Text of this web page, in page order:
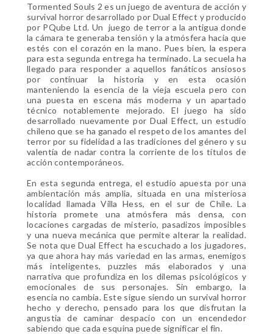
Tormented Souls 2 es un juego de aventura de acción y
survival horror desarrollado por Dual Effect y producido
por PQube Ltd. Un juego de terror a la antigua donde
la cámara te generaba tensión y la atmósfera hacía que
estés con el corazón en la mano. Pues bien, la espera
para esta segunda entrega ha terminado. La secuela ha
llegado para responder a aquellos fanáticos ansiosos
por continuar la historia y en esta ocasión
manteniendo la esencia de la vieja escuela pero con
una puesta en escena más moderna y un apartado
técnico notablemente mejorado. El juego ha sido
desarrollado nuevamente por Dual Effect, un estudio
chileno que se ha ganado el respeto de los amantes del
terror por su fidelidad a las tradiciones del género y su
valentía de nadar contra la corriente de los títulos de
acción contemporáneos.
En esta segunda entrega, el estudio apuesta por una
ambientación más amplia, situada en una misteriosa
localidad llamada Villa Hess, en el sur de Chile. La
historia promete una atmósfera más densa, con
locaciones cargadas de misterio, pasadizos imposibles
y una nueva mecánica que permite alterar la realidad.
Se nota que Dual Effect ha escuchado a los jugadores,
ya que ahora hay más variedad en las armas, enemigos
más inteligentes, puzzles más elaborados y una
narrativa que profundiza en los dilemas psicológicos y
emocionales de sus personajes. Sin embargo, la
esencia no cambia. Este sigue siendo un survival horror
hecho y derecho, pensado para los que disfrutan la
angustia de caminar despacio con un encendedor
sabiendo que cada esquina puede significar el fin.